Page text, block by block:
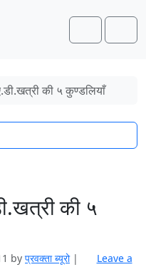
Search
की ५ कुण्डलियाँ
की ५
by प्रवक्‍ता ब्यूरो |
Leave a